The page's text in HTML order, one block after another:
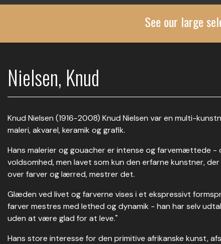
See our large
Nielsen, Knud
Knud Nielsen (1916-2008) Knud Nielsen var en multi-
maleri, akvarel, keramik og grafik.
Hans malerier og gouacher er intense og farvemættede -
voldsomhed, men lavet som kun den erfarne kunstner,
over farver og lærred, mestrer det.
Glæden ved livet og farverne vises i et ekspressivt
farver mestres med lethed og dynamik - han har selv
uden at være glad for at leve."
Hans store interesse for den primitive afrikanske kunst,